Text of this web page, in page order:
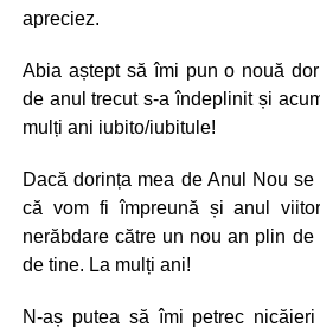
apreciez.
Abia aștept să îmi pun o nouă
de anul trecut s-a îndeplinit și
mulți ani iubito/iubitule!
Dacă dorința mea de Anul Nou
că vom fi împreună și anul
nerăbdare către un nou an plin
de tine. La mulți ani!
N-aș putea să îmi petrec nicăieri